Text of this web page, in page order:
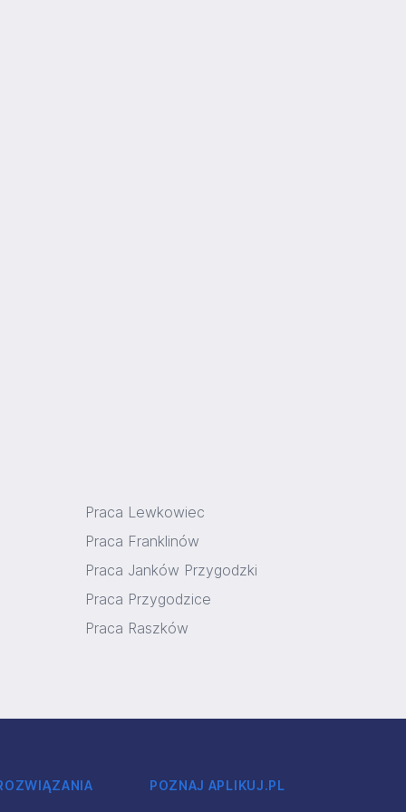
Praca Lewkowiec
Praca Franklinów
Praca Janków Przygodzki
Praca Przygodzice
Praca Raszków
POZNAJ APLIKUJ.PL